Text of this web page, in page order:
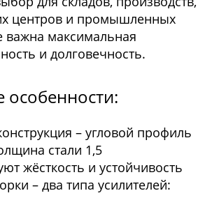
центров и промышленных
важна максимальная
и долговечность.
– угловой профиль
стали 1,5
жёсткость и устойчивость
– два типа усилителей: